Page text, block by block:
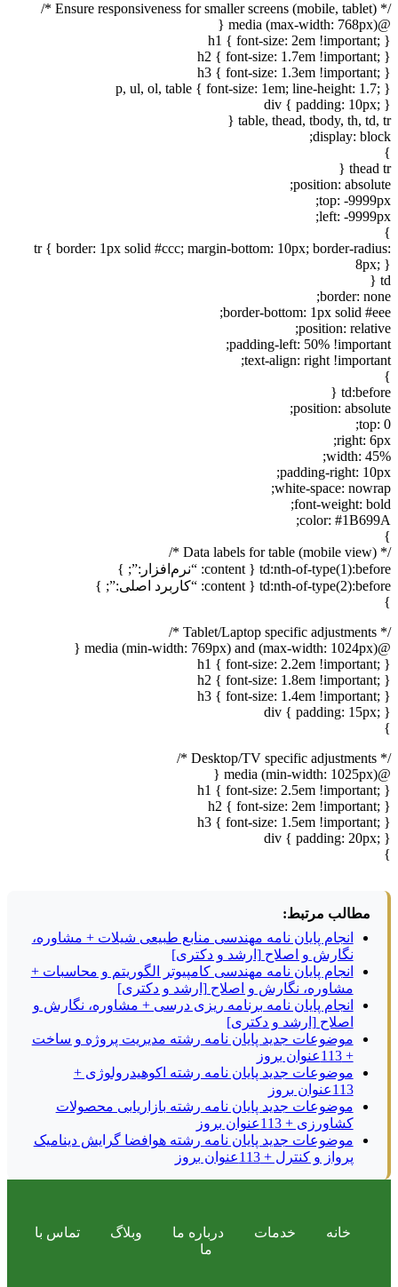
/* Ensure responsiveness for smaller screens (mobile, tablet) */
@media (max-width: 768px) {
h1 { font-size: 2em !important; }
h2 { font-size: 1.7em !important; }
h3 { font-size: 1.3em !important; }
p, ul, ol, table { font-size: 1em; line-height: 1.7; }
div { padding: 10px; }
table, thead, tbody, th, td, tr {
display: block;
}
thead tr {
position: absolute;
top: -9999px;
left: -9999px;
}
tr { border: 1px solid #ccc; margin-bottom: 10px; border-radius:
8px; }
td {
border: none;
border-bottom: 1px solid #eee;
position: relative;
padding-left: 50% !important;
text-align: right !important;
}
td:before {
position: absolute;
top: 0;
right: 6px;
width: 45%;
padding-right: 10px;
white-space: nowrap;
font-weight: bold;
color: #1B699A;
}
/* Data labels for table (mobile view) */
td:nth-of-type(1):before { content: “نرم‌افزار:”; }
td:nth-of-type(2):before { content: “کاربرد اصلی:”; }
}
/* Tablet/Laptop specific adjustments */
@media (min-width: 769px) and (max-width: 1024px) {
h1 { font-size: 2.2em !important; }
h2 { font-size: 1.8em !important; }
h3 { font-size: 1.4em !important; }
div { padding: 15px; }
}
/* Desktop/TV specific adjustments */
@media (min-width: 1025px) {
h1 { font-size: 2.5em !important; }
h2 { font-size: 2em !important; }
h3 { font-size: 1.5em !important; }
div { padding: 20px; }
}
مطالب مرتبط:
انجام پایان نامه مهندسی منابع طبیعی شیلات + مشاوره،
نگارش و اصلاح [ارشد و دکتری]
انجام پایان نامه مهندسی کامپیوتر الگوریتم و محاسبات +
مشاوره، نگارش و اصلاح [ارشد و دکتری]
انجام پایان نامه برنامه ریزی درسی + مشاوره، نگارش و
اصلاح [ارشد و دکتری]
موضوعات جدید پایان نامه رشته مدیریت پروژه و ساخت
+ 113عنوان بروز
موضوعات جدید پایان نامه رشته اکوهیدرولوژی +
113عنوان بروز
موضوعات جدید پایان نامه رشته بازاریابی محصولات
کشاورزی + 113عنوان بروز
موضوعات جدید پایان نامه رشته هوافضا گرایش دینامیک
پرواز و کنترل + 113عنوان بروز
خانه خدمات درباره ما وبلاگ
تماس با
ما